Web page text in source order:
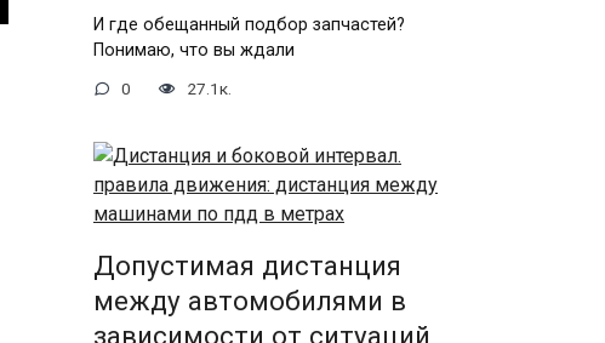
И где обещанный подбор запчастей?
Понимаю, что вы ждали
0 27.1к.
Допустимая дистанция
между автомобилями в
зависимости от ситуаций